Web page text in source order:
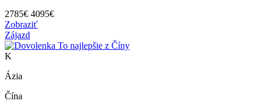
2785€ 4095€
Zobraziť
Zájazd
K
Ázia
Čína